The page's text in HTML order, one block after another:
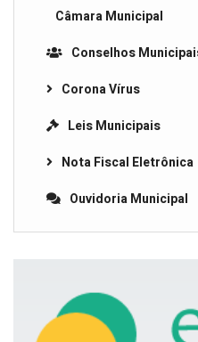
Câmara Municipal
Conselhos
Corona Vírus
Leis Municipais
Nota Fiscal Eletrônica
Ouvidoria Municipal